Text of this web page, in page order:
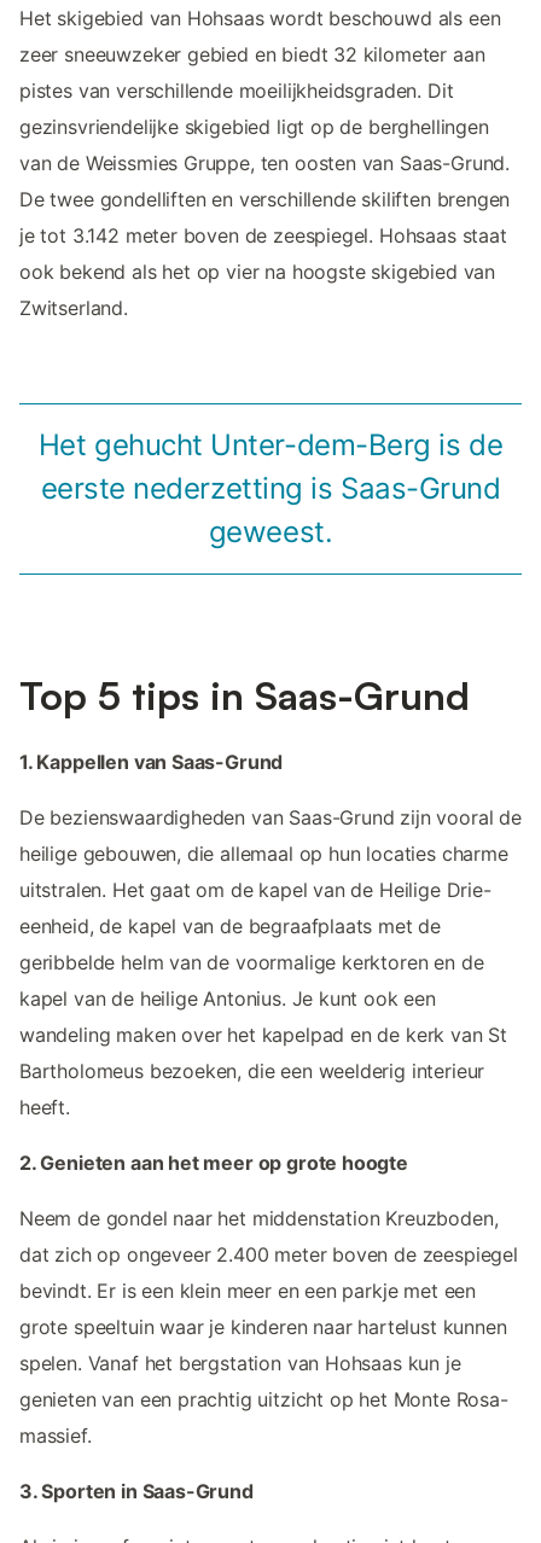
Het skigebied van Hohsaas wordt beschouwd als een
zeer sneeuwzeker gebied en biedt 32 kilometer aan
pistes van verschillende moeilijkheidsgraden. Dit
gezinsvriendelijke skigebied ligt op de berghellingen
van de Weissmies Gruppe, ten oosten van Saas-Grund.
De twee gondelliften en verschillende skiliften brengen
je tot 3.142 meter boven de zeespiegel. Hohsaas staat
ook bekend als het op vier na hoogste skigebied van
Zwitserland.
Het gehucht Unter-dem-Berg is de
eerste nederzetting is Saas-Grund
geweest.
Top 5 tips in Saas-Grund
1. Kappellen van Saas-Grund
De bezienswaardigheden van Saas-Grund zijn vooral de
heilige gebouwen, die allemaal op hun locaties charme
uitstralen. Het gaat om de kapel van de Heilige Drie-
eenheid, de kapel van de begraafplaats met de
geribbelde helm van de voormalige kerktoren en de
kapel van de heilige Antonius. Je kunt ook een
wandeling maken over het kapelpad en de kerk van St
Bartholomeus bezoeken, die een weelderig interieur
heeft.
2. Genieten aan het meer op grote hoogte
Neem de gondel naar het middenstation Kreuzboden,
dat zich op ongeveer 2.400 meter boven de zeespiegel
bevindt. Er is een klein meer en een parkje met een
grote speeltuin waar je kinderen naar hartelust kunnen
spelen. Vanaf het bergstation van Hohsaas kun je
genieten van een prachtig uitzicht op het Monte Rosa-
massief.
3. Sporten in Saas-Grund